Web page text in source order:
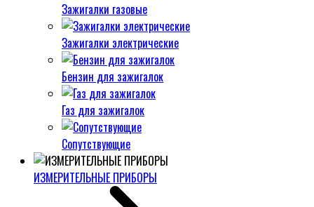
Зажигалки газовые
Зажигалки электрические
Бензин для зажигалок
Газ для зажигалок
Сопутствующие
ИЗМЕРИТЕЛЬНЫЕ ПРИБОРЫ